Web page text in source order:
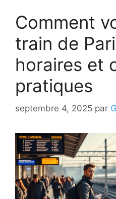
Comment
train de
horaires et
pratiques
septembre 4, 2025 par